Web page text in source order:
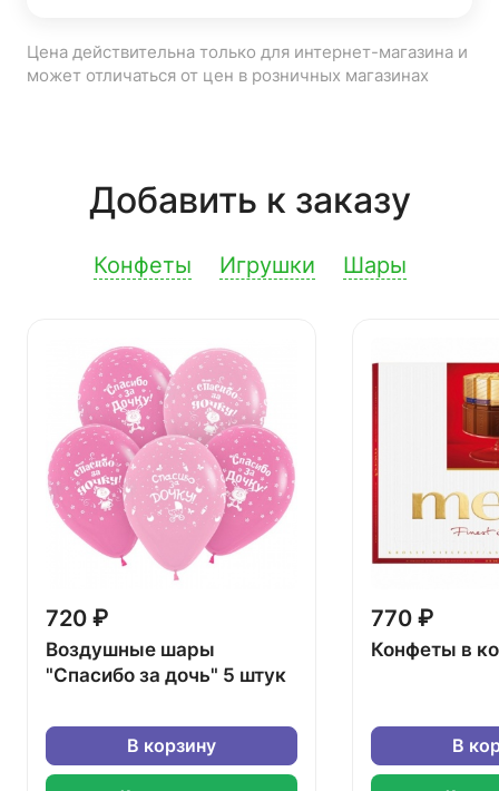
Цена действительна только для интернет-магазина и
может отличаться от цен в розничных магазинах
Добавить к заказу
Конфеты Игрушки Шары
720 ₽
Воздушные шары
"Спасибо за дочь" 5 штук
В корзину
770 ₽
Конфеты в
В